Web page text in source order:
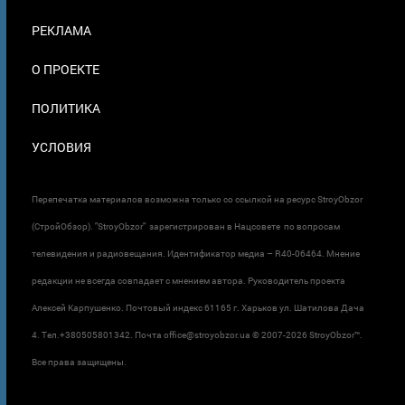
РЕКЛАМА
О ПРОЕКТЕ
ПОЛИТИКА
УСЛОВИЯ
Перепечатка материалов возможна только со ссылкой на ресурс StroyObzor
(СтройОбзор). "StroyObzor" зарегистрирован в Нацсовете по вопросам
телевидения и радиовещания. Идентификатор медиа – R40-06464. Мнение
редакции не всегда совпадает с мнением автора. Руководитель проекта
Алексей Карпушенко. Почтовый индекс 61165 г. Харьков ул. Шатилова Дача
4. Тел.+380505801342. Почта office@stroyobzor.ua © 2007-2026 StroyObzor™.
Все права защищены.